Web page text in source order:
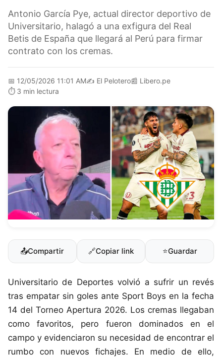
Antonio García Pye, actual director deportivo de
Universitario, halagó a una exfigura del Real
Betis de España que llegará al Perú para firmar
contrato con los cremas.
📅 12/05/2026 11:01 AM✍️ El Pelotero📰 Libero.pe
⏱️ 3 min lectura
📤Compartir 🔗Copiar link ⭐Guardar
Universitario de Deportes volvió a sufrir un revés
tras empatar sin goles ante Sport Boys en la fecha
14 del Torneo Apertura 2026. Los cremas llegaban
como favoritos, pero fueron dominados en el
campo y evidenciaron su necesidad de encontrar el
rumbo con nuevos fichajes. En medio de ello,